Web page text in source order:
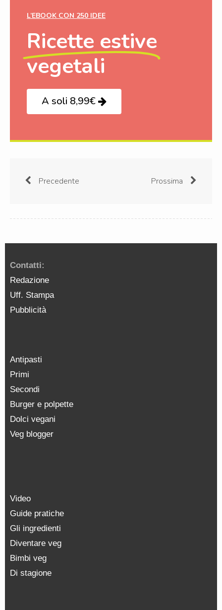
L’EBOOK CON 250 IDEE
Ricette estive
vegetali
A soli 8,99€
Precedente Prossima
Contatti:
Redazione
Uff. Stampa
Pubblicità
Antipasti
Primi
Secondi
Burger e polpette
Dolci vegani
Veg blogger
Video
Guide pratiche
Gli ingredienti
Diventare veg
Bimbi veg
Di stagione